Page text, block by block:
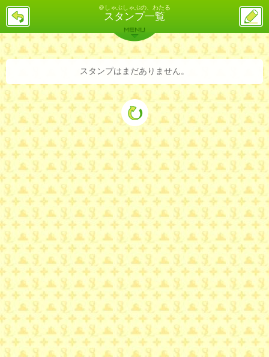
＠しゃぶしゃぶの、わたる
スタンプ一覧
戻
ス
投
稿
バックナンバー 詳細検索 ランキング
MENU
スタンプはまだありません。